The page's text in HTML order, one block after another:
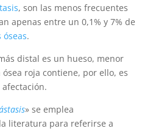
, son las menos frecuentes
apenas entre un 0,1% y 7% de
óseas.
distal es un hueso, menor
roja contiene, por ello, es
» se emplea
literatura para referirse a